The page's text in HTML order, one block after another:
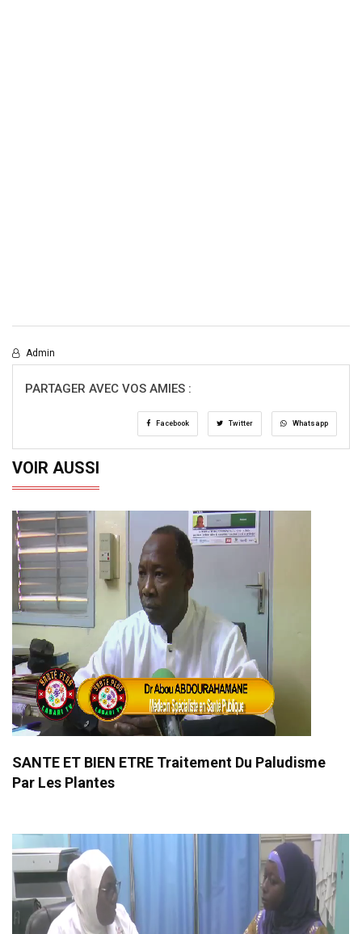
Admin
PARTAGER AVEC VOS AMIES :
Facebook Twitter Whatsapp
VOIR AUSSI
SANTE ET BIEN ETRE Traitement Du Paludisme
Par Les Plantes